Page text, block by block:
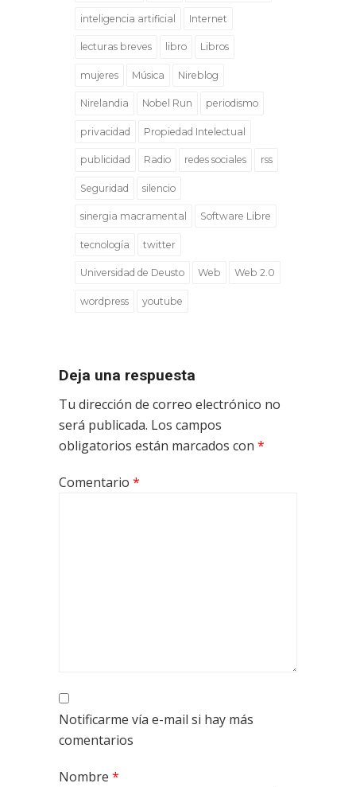
inteligencia artificial Internet
lecturas breves libro Libros
mujeres Música Nireblog
Nirelandia Nobel Run periodismo
privacidad Propiedad Intelectual
publicidad Radio redes sociales rss
Seguridad silencio
sinergia macramental Software Libre
tecnología twitter
Universidad de Deusto Web Web 2.0
wordpress youtube
Deja una respuesta
Tu dirección de correo electrónico no
será publicada. Los campos
obligatorios están marcados con *
Comentario *
Notificarme vía e-mail si hay más
comentarios
Nombre *